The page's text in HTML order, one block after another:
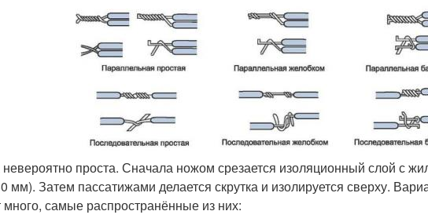
проста. Сначала ножом срезается изоляционный слой с
мм). Затем пассатижами делается скрутка и изолируется сверху.
много, самые распространённые из них: